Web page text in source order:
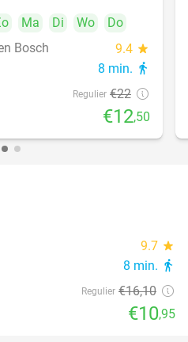
Ma Di Wo
Do
Bosch
9.4 star
8 min. directions_walk
Regulier €22
€12,50
9.7 star
8 min. directions_walk
Regulier €16,10
€10,95